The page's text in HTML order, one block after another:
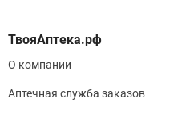
О компании
Аптечная служба заказов